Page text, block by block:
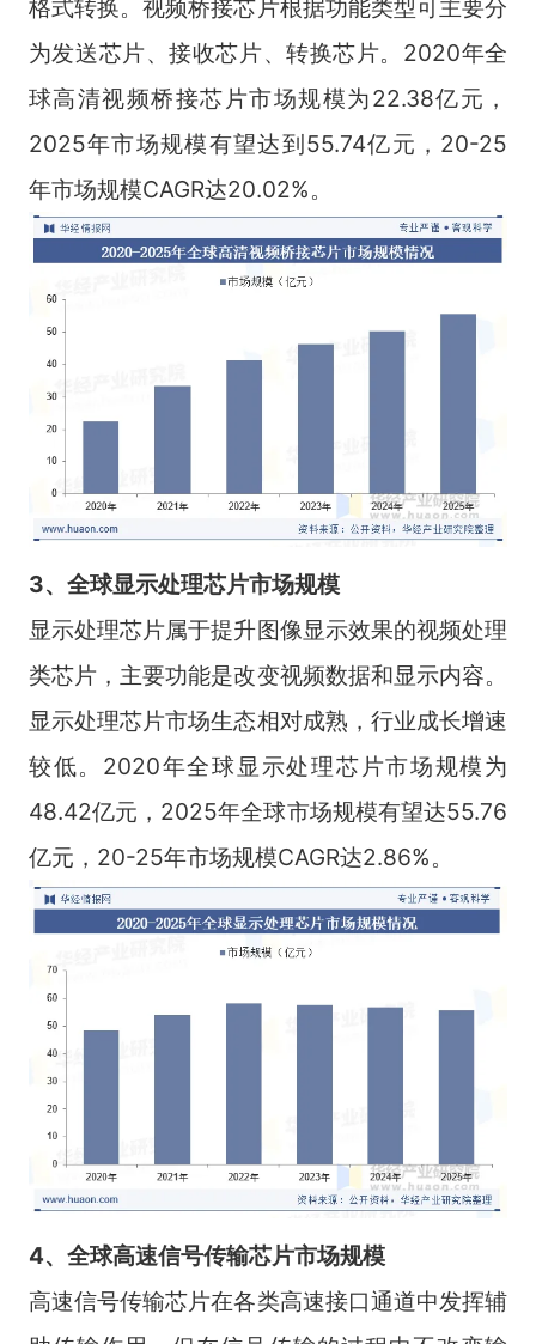
格式转换。视频桥接芯片根据功能类型可主要分
为发送芯片、接收芯片、转换芯片。2020年全
球高清视频桥接芯片市场规模为22.38亿元，
2025年市场规模有望达到55.74亿元，20-25
年市场规模CAGR达20.02%。
3、全球显示处理芯片市场规模
显示处理芯片属于提升图像显示效果的视频处理
类芯片，主要功能是改变视频数据和显示内容。
显示处理芯片市场生态相对成熟，行业成长增速
较低。2020年全球显示处理芯片市场规模为
48.42亿元，2025年全球市场规模有望达55.76
亿元，20-25年市场规模CAGR达2.86%。
4、全球高速信号传输芯片市场规模
高速信号传输芯片在各类高速接口通道中发挥辅